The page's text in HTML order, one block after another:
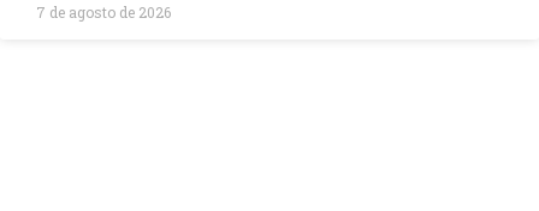
7 de agosto de 2026